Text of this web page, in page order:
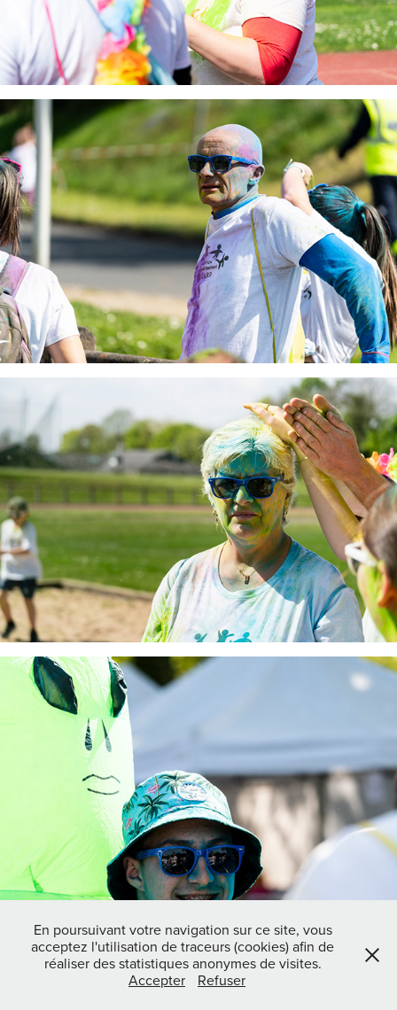
En poursuivant votre navigation sur ce site, vous
acceptez l'utilisation de traceurs (cookies) afin de
réaliser des statistiques anonymes de visites.
Accepter
Refuser